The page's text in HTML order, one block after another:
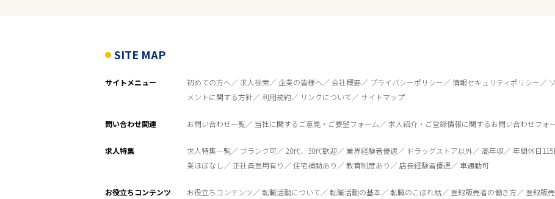
SITE MAP
サイトメニュー 初めての方へ 求人検索 企業の皆様へ 会社概要 プライバシーポリシー 情報セキュリティポリシー
メントに関する方針
利用規約 リンクについて サイトマップ
問い合わせ関連 お問い合わせ一覧 当社に関するご意見・ご要望フォーム 求人紹介・ご登録情報に関するお問い合わせフォ
求人特集 求人特集一覧 ブランク可 20代、30代歓迎 業界経験者優遇 ドラッグストア以外 高年収 年間休日
業ほぼなし
正社員登用有り 住宅補助あり 教育制度あり 店長経験者優遇 車通勤可
お役立ちコンテンツ お役立ちコンテンツ 転職活動について 転職活動の基本 転職のこぼれ話 登録販売者の働き方 登録販